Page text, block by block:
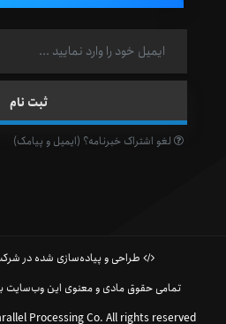
لغو اشتراک خبرنامه؟ (ایمیل و پیامک)
طراحی و پیاده‌سازی شده در شرکت
تمامی حقوق مادی و معنوی این وب‌سایت
Processing Co. All rights reserved